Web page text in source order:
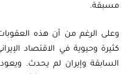
مسبقة.
وعلى الرغم من أن هذه
كثيرة وحيوية في الاقتصاد
السابقة وإيران لم يحدث.